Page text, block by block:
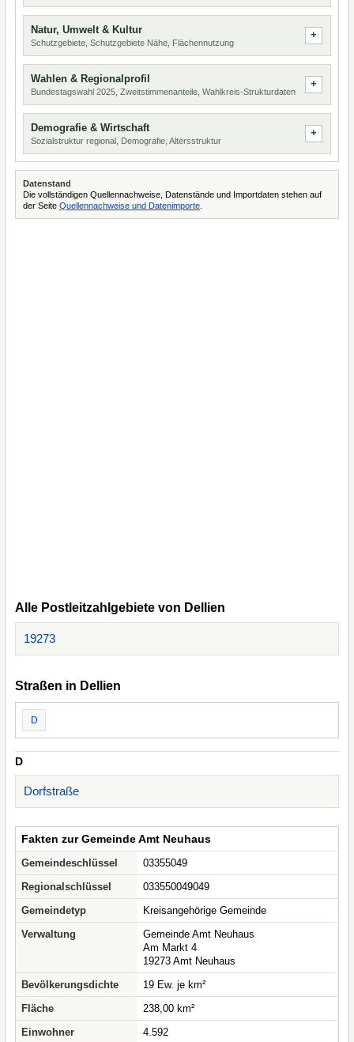
Natur, Umwelt & Kultur
Schutzgebiete, Schutzgebiete Nähe, Flächennutzung
Wahlen & Regionalprofil
Bundestagswahl 2025, Zweitstimmenanteile, Wahlkreis-Strukturdaten
Demografie & Wirtschaft
Sozialstruktur regional, Demografie, Altersstruktur
Datenstand
Die vollständigen Quellennachweise, Datenstände und Importdaten stehen auf
der Seite Quellennachweise und Datenimporte
Alle Postleitzahlgebiete von Dellien
19273
Straßen in Dellien
D
D
Dorfstraße
Fakten zur Gemeinde Amt Neuhaus
Gemeindeschlüssel
03355049
Regionalschlüssel
033550049049
Gemeindetyp
Kreisangehörige Gemeinde
Verwaltung
Gemeinde Amt Neuhaus
Am Markt 4
19273 Amt Neuhaus
Bevölkerungsdichte
19 Ew. je km²
Fläche
238,00 km²
Einwohner
4.592